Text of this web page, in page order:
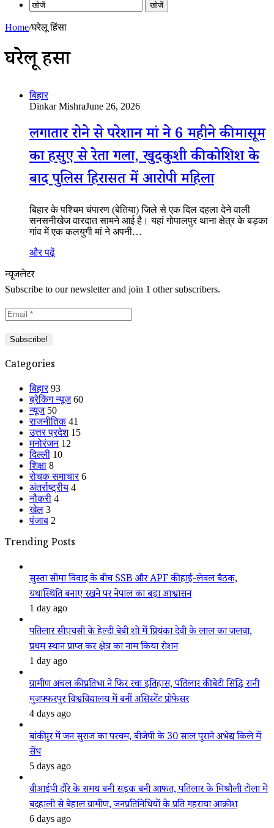
खोजें
Home/घरेलू हिंसा
घरेलू हिंसा
बिहार
Dinkar MishraJune 26, 2026
लगातार रोने से परेशान मां ने 6 महीने की मासूम
का हसुए से रेता गला, खुदकुशी की कोशिश के
बाद पुलिस हिरासत में आरोपी महिला
बिहार के पश्चिम चंपारण (बेतिया) जिले से एक दिल दहला देने वाली
सनसनीखेज वारदात सामने आई है। यहां गोपालपुर थाना क्षेत्र के बड़का
गांव में एक कलयुगी मां ने अपनी…
और पढ़ें
न्यूजलेटर
Subscribe to our newsletter and join 1 other subscribers.
Categories
बिहार 93
ब्रेकिंग न्यूज 60
न्यूज 50
राजनीतिक 41
उत्तर प्रदेश 15
मनोरंजन 12
दिल्ली 10
शिक्षा 8
रोचक समाचार 6
अंतर्राष्ट्रीय 4
नौकरी 4
खेल 3
पंजाब 2
Trending Posts
सुस्ता सीमा विवाद के बीच SSB और APF की हाई-लेवल बैठक,
यथास्थिति बनाए रखने पर नेपाल का बड़ा आश्वासन
1 day ago
पतिलार सीएचसी के हेल्दी बेबी शो में प्रियंका देवी के लाल का जलवा,
प्रथम स्थान प्राप्त कर क्षेत्र का नाम किया रोशन
1 day ago
ग्रामीण अंचल की प्रतिभा ने फिर रचा इतिहास, पतिलार की बेटी सिद्धि रानी
मुजफ्फरपुर विश्वविद्यालय में बनीं असिस्टेंट प्रोफेसर
4 days ago
बांकीपुर में जन सुराज का परचम, बीजेपी के 30 साल पुराने अभेद्य किले में
सेंध
5 days ago
वीआईपी दौरे के समय बनी सड़क बनी आफत, पतिलार के मिश्रौली टोला में
बदहाली से बेहाल ग्रामीण, जनप्रतिनिधियों के प्रति गहराया आक्रोश
6 days ago